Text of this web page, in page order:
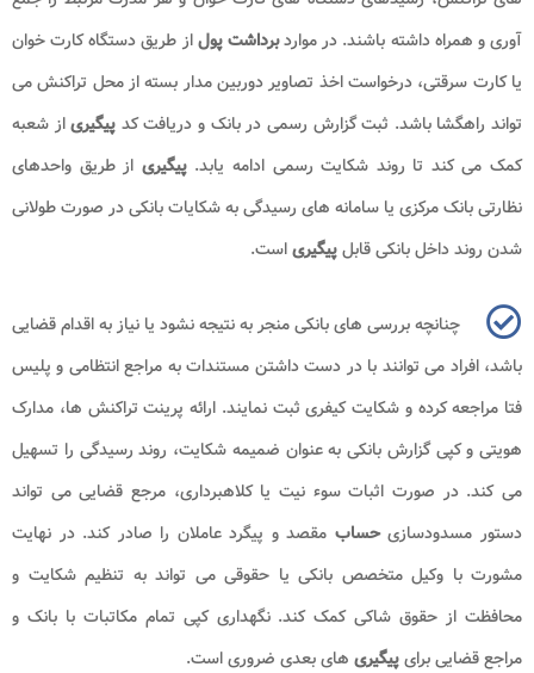
آوری و همراه داشته باشند. در مواردبرداشت پولاز طریق دستگاه کارت خوان
یا کارت سرقتی، درخواست اخذ تصاویر دوربین مدار بسته از محل تراکنش می
تواند راهگشا باشد. ثبت گزارش رسمی در بانک و دریافت کد پیگیریاز شعبه
کمک می کند تا روند شکایت رسمی ادامه یابد.پیگیری از طریق واحدهای
نظارتی بانک مرکزی یا سامانه های رسیدگی به شکایات بانکی در صورت طولانی
شدن روند داخل بانکی قابلپیگیریاست.
چنانچه بررسی های بانکی منجر به نتیجه نشود یا نیاز به اقدام قضایی
باشد، افراد می توانند با در دست داشتن مستندات به مراجع انتظامی و پلیس
فتا مراجعه کرده و شکایت کیفری ثبت نمایند. ارائه پرینت تراکنش ها، مدارک
هویتی و کپی گزارش بانکی به عنوان ضمیمه شکایت، روند رسیدگی را تسهیل
می کند. در صورت اثبات سوء نیت یا کلاهبرداری، مرجع قضایی می تواند
دستور مسدودسازیحساب مقصد و پیگرد عاملان را صادر کند. در نهایت
مشورت با وکیل متخصص بانکی یا حقوقی می تواند به تنظیم شکایت و
محافظت از حقوق شاکی کمک کند. نگهداری کپی تمام مکاتبات با بانک و
مراجع قضایی برایپیگیری های بعدی ضروری است.